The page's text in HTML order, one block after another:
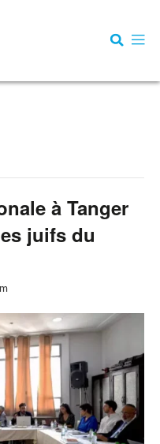
à Tanger
juifs du